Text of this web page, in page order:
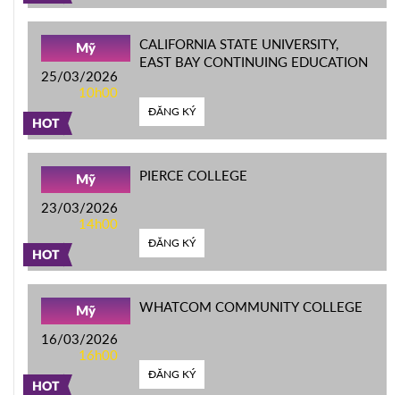
HOT
Mỹ
25/03/2026
10h00
CALIFORNIA STATE UNIVERSITY,
EAST BAY CONTINUING EDUCATION
ĐĂNG KÝ
HOT
Mỹ
23/03/2026
14h00
PIERCE COLLEGE
ĐĂNG KÝ
HOT
Mỹ
16/03/2026
16h00
WHATCOM COMMUNITY COLLEGE
ĐĂNG KÝ